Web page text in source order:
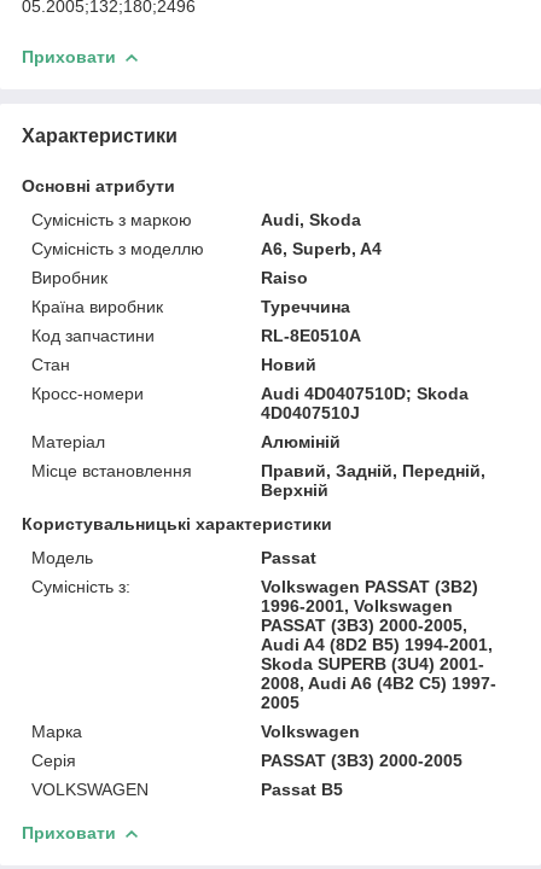
05.2005;132;180;2496
Приховати
Характеристики
Основні атрибути
Сумісність з маркою
Audi, Skoda
Сумісність з моделлю
A6, Superb, A4
Виробник
Raiso
Країна виробник
Туреччина
Код запчастини
RL-8E0510A
Стан
Новий
Кросс-номери
Audi 4D0407510D; Skoda
4D0407510J
Матеріал
Алюміній
Місце встановлення
Правий, Задній, Передній,
Верхній
Користувальницькі характеристики
Модель
Passat
Сумісність з:
Volkswagen PASSAT (3B2)
1996-2001, Volkswagen
PASSAT (3B3) 2000-2005,
Audi A4 (8D2 B5) 1994-2001,
Skoda SUPERB (3U4) 2001-
2008, Audi A6 (4B2 C5) 1997-
2005
Марка
Volkswagen
Серія
PASSAT (3B3) 2000-2005
VOLKSWAGEN
Passat B5
Приховати